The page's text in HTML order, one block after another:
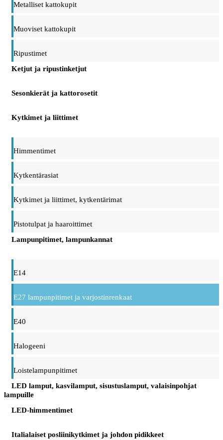
Metalliset kattokupit
Muoviset kattokupit
Ripustimet
Ketjut ja ripustinketjut
Sesonkierät ja kattorosetit
Kytkimet ja liittimet
Himmentimet
Kytkentärasiat
Kytkimet ja liittimet, kytkentärimat
Pistotulpat ja haaroittimet
Lampunpitimet, lampunkannat
E14
E27 lampunpitimet ja varjostinrenkaat
E40
Halogeeni
Loistelampunpitimet
LED lamput, kasvilamput, sisustuslamput, valaisinpohjat
lampuille
LED-himmentimet
Italialaiset posliinikytkimet ja johdon pidikkeet